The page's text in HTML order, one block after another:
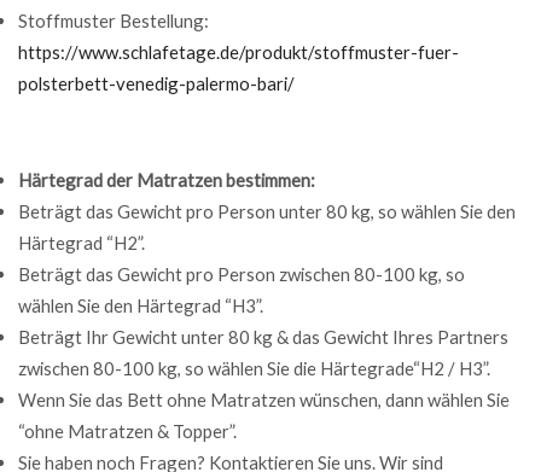
Stoffmuster Bestellung:
https://www.schlafetage.de/produkt/stoffmuster-fuer-
polsterbett-venedig-palermo-bari/
Härtegrad der Matratzen bestimmen:
Beträgt das Gewicht pro Person unter 80 kg, so wählen Sie den
Härtegrad “H2”.
Beträgt das Gewicht pro Person zwischen 80-100 kg, so
wählen Sie den Härtegrad “H3”.
Beträgt Ihr Gewicht unter 80 kg & das Gewicht Ihres Partners
zwischen 80-100 kg, so wählen Sie die Härtegrade“H2 / H3”.
Wenn Sie das Bett ohne Matratzen wünschen, dann wählen Sie
“ohne Matratzen & Topper”.
Sie haben noch Fragen? Kontaktieren Sie uns. Wir sind